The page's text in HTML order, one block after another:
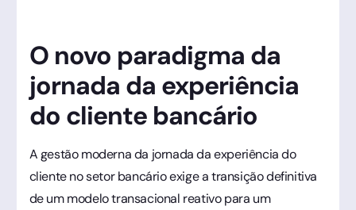
O novo paradigma da
jornada da experiência
do cliente bancário
A gestão moderna da jornada da experiência do
cliente no setor bancário exige a transição definitiva
de um modelo transacional reativo para um